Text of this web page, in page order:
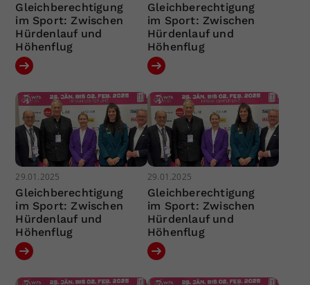
Gleichberechtigung
im Sport: Zwischen
Hürdenlauf und
Höhenflug
Gleichberechtigung
im Sport: Zwischen
Hürdenlauf und
Höhenflug
29.01.2025
Gleichberechtigung
im Sport: Zwischen
Hürdenlauf und
Höhenflug
29.01.2025
Gleichberechtigung
im Sport: Zwischen
Hürdenlauf und
Höhenflug